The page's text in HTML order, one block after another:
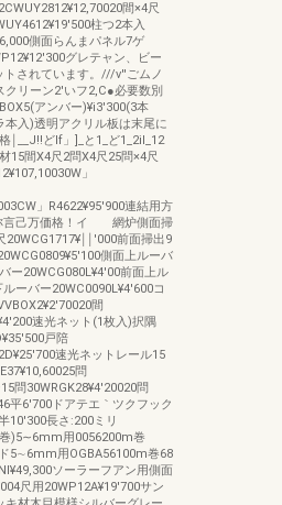
間×4尺
柱つ2本入
側面らんまパネル7ゲ
グレテャン、ビー
されています。///v′′ごムノ
リーン2′いフ2,C●必要数別
アンバー)¥i3′300(3本
本入)透明アクリル板は末尾に
￨__J!!どlf」]_と1_ど1_2il_12
15間X4尺2問X4尺25問×4尺
」
」R4622¥95′900連結用方
言己万価格！イ 網炉側面掃
20WCG1717¥￨￨′000前面掃出9
側面上ルーバ
ー20WCG080L¥4′00前面上ル
ーバー20WC0090L¥4′600コ
間
速光ネット(1枚入)択隅
戸陪
速光ネットレール15
問
問30WRGK28¥4′20020問
平6′700ドアテエ｀ツクフック
10′300長さ:200ミリ
巻)5∼6mm用0056200m巻
5∼6mm用OGBA56100m巻68
ソーラーフアン用側面
尺用20WP12A¥19′700サン